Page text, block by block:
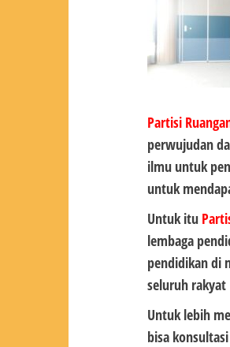
Partisi
perwujudan
ilmu untuk
untuk
Untuk itu
lembaga
pendidikan di
seluruh rakyat
Untuk lebih
bisa